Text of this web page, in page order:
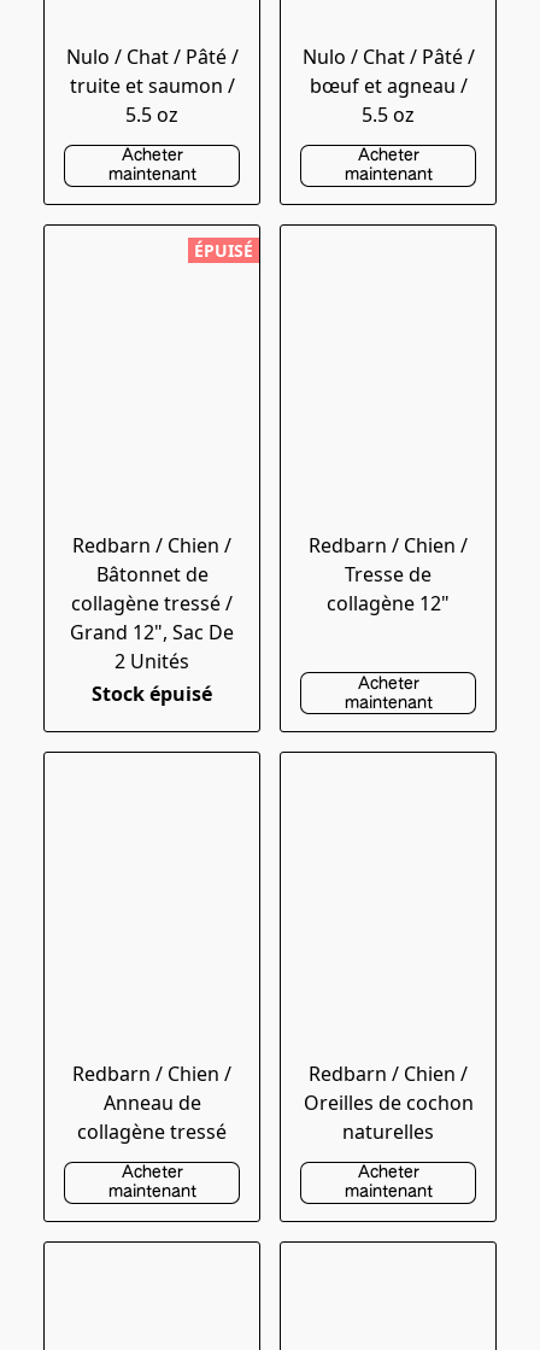
Nulo / Chat / Pâté /
truite et saumon /
5.5 oz
Acheter
maintenant
Nulo / Chat / Pâté /
bœuf et agneau /
5.5 oz
Acheter
maintenant
ÉPUISÉ
Redbarn / Chien /
Bâtonnet de
collagène tressé /
Grand 12", Sac De
2 Unités
Stock épuisé
Redbarn / Chien /
Tresse de
collagène 12"
Acheter
maintenant
Redbarn / Chien /
Anneau de
collagène tressé
Acheter
maintenant
Redbarn / Chien /
Oreilles de cochon
naturelles
Acheter
maintenant